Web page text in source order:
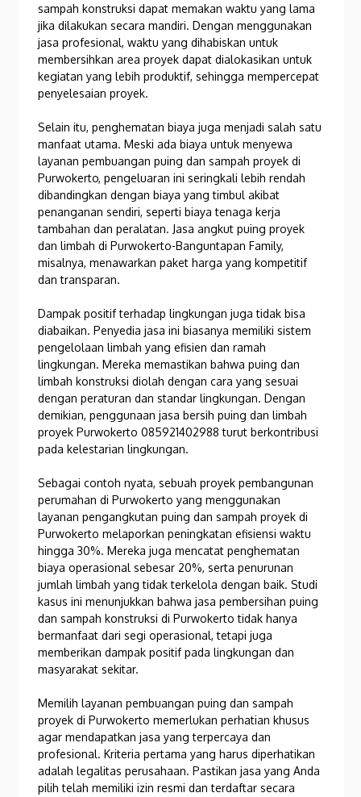
sampah konstruksi dapat memakan waktu yang lama
jika dilakukan secara mandiri. Dengan menggunakan
jasa profesional, waktu yang dihabiskan untuk
membersihkan area proyek dapat dialokasikan untuk
kegiatan yang lebih produktif, sehingga mempercepat
penyelesaian proyek.
Selain itu, penghematan biaya juga menjadi salah satu
manfaat utama. Meski ada biaya untuk menyewa
layanan pembuangan puing dan sampah proyek di
Purwokerto, pengeluaran ini seringkali lebih rendah
dibandingkan dengan biaya yang timbul akibat
penanganan sendiri, seperti biaya tenaga kerja
tambahan dan peralatan. Jasa angkut puing proyek
dan limbah di Purwokerto-Banguntapan Family,
misalnya, menawarkan paket harga yang kompetitif
dan transparan.
Dampak positif terhadap lingkungan juga tidak bisa
diabaikan. Penyedia jasa ini biasanya memiliki sistem
pengelolaan limbah yang efisien dan ramah
lingkungan. Mereka memastikan bahwa puing dan
limbah konstruksi diolah dengan cara yang sesuai
dengan peraturan dan standar lingkungan. Dengan
demikian, penggunaan jasa bersih puing dan limbah
proyek Purwokerto 085921402988 turut berkontribusi
pada kelestarian lingkungan.
Sebagai contoh nyata, sebuah proyek pembangunan
perumahan di Purwokerto yang menggunakan
layanan pengangkutan puing dan sampah proyek di
Purwokerto melaporkan peningkatan efisiensi waktu
hingga 30%. Mereka juga mencatat penghematan
biaya operasional sebesar 20%, serta penurunan
jumlah limbah yang tidak terkelola dengan baik. Studi
kasus ini menunjukkan bahwa jasa pembersihan puing
dan sampah konstruksi di Purwokerto tidak hanya
bermanfaat dari segi operasional, tetapi juga
memberikan dampak positif pada lingkungan dan
masyarakat sekitar.
Memilih layanan pembuangan puing dan sampah
proyek di Purwokerto memerlukan perhatian khusus
agar mendapatkan jasa yang terpercaya dan
profesional. Kriteria pertama yang harus diperhatikan
adalah legalitas perusahaan. Pastikan jasa yang Anda
pilih telah memiliki izin resmi dan terdaftar secara